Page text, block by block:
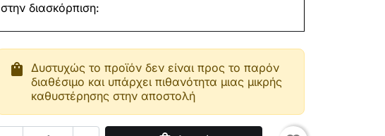
στην διασκόρπιση:
shopping_bag Δυστυχώς το προϊόν δεν είναι προς το παρόν
διαθέσιμο και υπάρχει πιθανότητα μιας μικρής
καθυστέρησης στην αποστολή